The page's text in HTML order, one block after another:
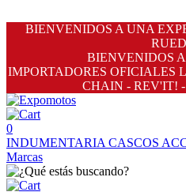
BIENVENIDOS A UNA
BIENVENIDOS
IMPORTADORES OFICIALES
CHAIN - REV'IT!
0
INDUMENTARIA CASCOS
Marcas